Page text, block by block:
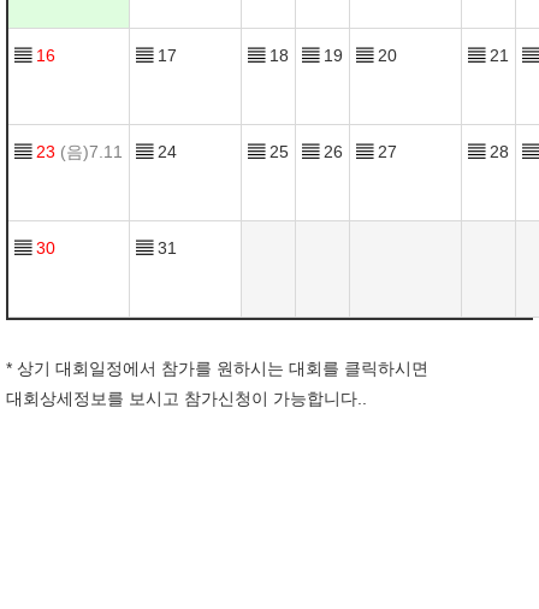
▤ 16 ▤ 17 ▤ 18 ▤ 19 ▤ 20 ▤ 21 ▤
▤ 23 (음)7.11 ▤ 24 ▤ 25 ▤ 26 ▤ 27 ▤ 28 ▤
▤ 30 ▤ 31
* 상기 대회일정에서 참가를 원하시는 대회를 클릭하시면
대회상세정보를 보시고 참가신청이 가능합니다..